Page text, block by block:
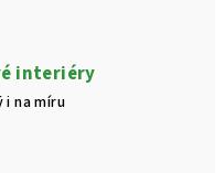
interiéry
na míru